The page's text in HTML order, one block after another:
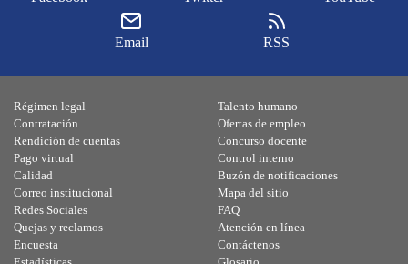
Email RSS
Régimen legal
Contratación
Rendición de cuentas
Pago virtual
Calidad
Talento humano
Ofertas de empleo
Concurso docente
Control interno
Buzón de notificaciones
Correo institucional
Redes Sociales
Quejas y reclamos
Encuesta
Mapa del sitio
FAQ
Atención en línea
Contáctenos